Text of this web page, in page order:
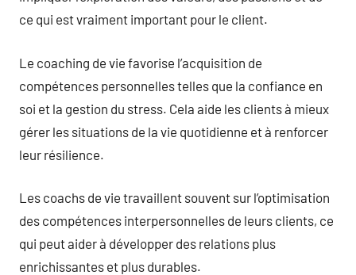
ce qui est vraiment important pour le client.
Le coaching de vie favorise l’acquisition de
compétences personnelles telles que la confiance en
soi et la gestion du stress. Cela aide les clients à mieux
gérer les situations de la vie quotidienne et à renforcer
leur résilience.
Les coachs de vie travaillent souvent sur l’optimisation
des compétences interpersonnelles de leurs clients, ce
qui peut aider à développer des relations plus
enrichissantes et plus durables.